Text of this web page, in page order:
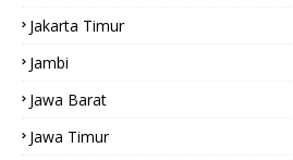
Jakarta Timur
Jambi
Jawa Barat
Jawa Timur